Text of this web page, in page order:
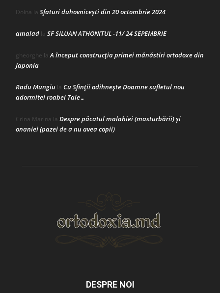
Doina la Sfaturi duhovnicești din 20 octombrie 2024
amalad la SF SILUAN ATHONITUL -11/ 24 SEPEMBRIE
gheorghe laA început construcţia primei mănăstiri ortodoxe din
Japonia
Radu Mungiu la Cu Sfinții odihnește Doamne sufletul nou
adormitei roabei Tale…
Crina Marina la Despre păcatul malahiei (masturbării) şi
onaniei (pazei de a nu avea copii)
DESPRE NOI